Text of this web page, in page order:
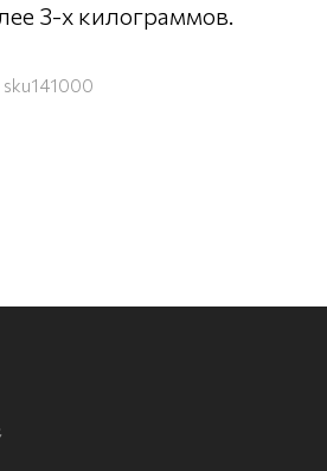
3-х килограммов.
sku141000